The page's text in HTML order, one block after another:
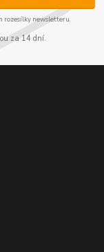
rozesílky newsletteru.
za 14 dní.